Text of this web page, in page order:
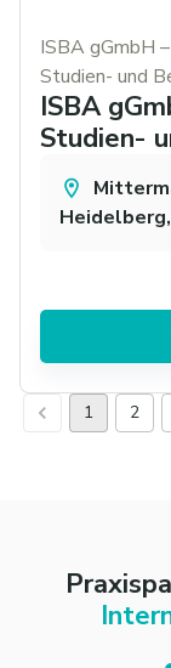
ISBA gGmbH
Studien- und
ISBA
Studien-
1 2